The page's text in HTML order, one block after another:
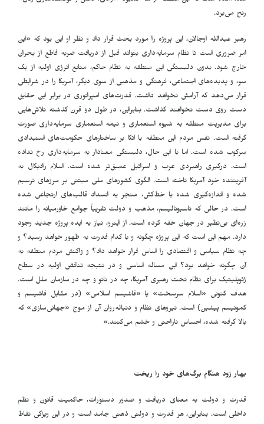
رنج می‌برد.
رهبر عبدالله اوجالان، این پروژه را مورد بحث قرار داد و نظر او این بود که «این
امر ضروری است تا نظام سرمایه‌داری بتواند قبل از دریافت ضربه قاطع از بحران
خارج شود. بدون دلبستگی این منطقه به نظام حاکم، منابع انرژی اولیه از یک
سو، و پدیده‌های اجتماعی، فرهنگی و مذهبی از سوی دیگر، آمریکا را در شرایطی
قرار می‌دهد که آرامش نخواهد داشت. قدرت‌های امپراتوری در برابر این حقایق
دست روی دست نخواهند گذاشت. بنابراین، در طول دو قرن گذشته تلاش‌هایی
برای مدیریت منطقه به شیوه استعماری و نیمه استعماری سرمایه‌داری صورت
گرفته است. نفس مردم این منطقه با اتکا بر ساختارهای حکومت‌های استبدادی
سرکوب شده است. اما با این حال، دلبستگی معنادار به سرمایه‌داری رخ نداده
است. درگیری راهبردی عرب و اسرائیل عمیق‌تر شده است. اسلام رادیکال به
آفریننده خود آمریکا تاخته است. الگوی کشورهای ملی مبتنی بر مرزهای ترسیم
شده و اندازه‌گیری شده با خط‌کش، منجر به انسداد قالب‌های ارتجاعی شده
است. در حالی که ناسیونالیسم، مذهب و دولت تقریباً جوامع خاورمیانه را مانند
زره‌ای بی‌نظیر در جهان خفه کرده است. از اینرو، نیاز به ایده پروژه جدید وجود
دارد. مهم این است که این پروژه چگونه و با کدام قدرت به ظهور خواهد رسید؟ و
چه نظام سیاسی و اقتصادی را اساس قرار خواهد داد؟ و واکنش مردم منطقه به
آن چگونه خواهد بود؟ این مساله اساسی و در نتیجه تناقض اولیه در سطح
ژئوپلیتیک برای نظام تحت رهبری آمریکا، چه در ناتو و چه در سازمان ملل است.
هدف کنونی «اسلام سرسخت» یا «فاشیسم اسلامی» (در مقابل فاشیسم و
کمونیسم پیشین) است. نیروهای نظام و دنباله‌روان آن از موج «جهانی‌سازی» که
بالا گرفته شده، احساس ناراحتی و خشم می‌کنند.»
بهار زود هنگام برگ‌های خود را ریخت
قدرت و دولت به معنای دریافت و صدور دستورات، حاکمیت قانون و نظم
داخلی است. بنابراین، هر قدرت و دولتی ذهنی جامد است و در این ویژگی نقاط